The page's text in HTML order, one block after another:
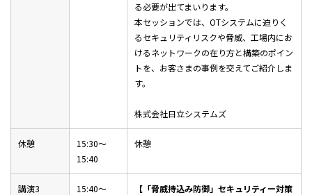
る必要が出てまいります。
本セッションでは、OTシステムに迫りく
るセキュリティリスクや脅威、工場内にお
けるネットワークの在り方と構築のポイン
トを、お客さまの事例を交えてご紹介しま
す。
株式会社日立システムズ
休憩
15:30～
15:40
休憩
講演3
15:40～
【「脅威持込み防御」セキュリティー対策